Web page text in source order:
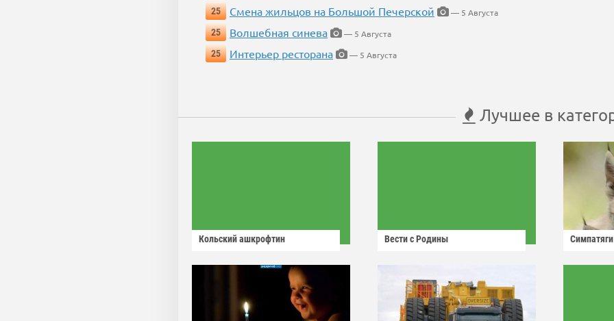
25
Смена жильцов на Большой Печерской
— 5 Августа
25
Волшебная синева
— 5 Августа
25
Интерьер ресторана — 5 Августа
Лучшее в
Кольский ашкрофтин Вести с Родины Симпатяги